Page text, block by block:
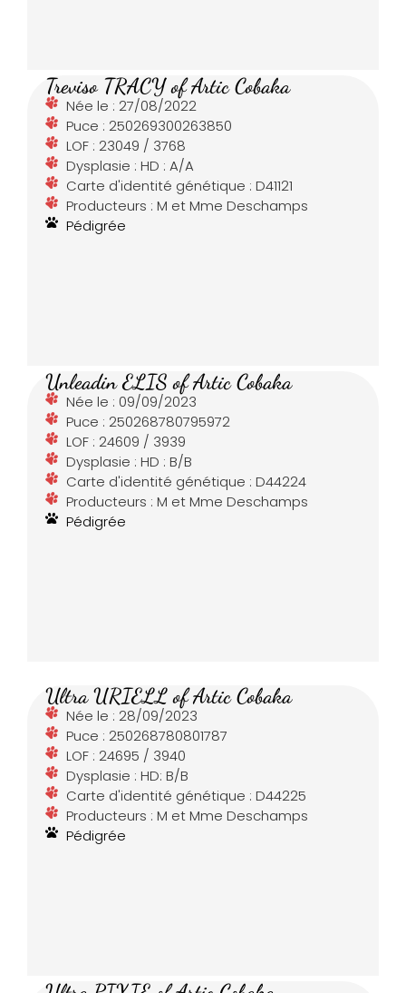
Treviso TRACY of Artic Cobaka
Née le : 27/08/2022
Puce : 250269300263850
LOF : 23049 / 3768
Dysplasie : HD : A/A
Carte d'identité génétique : D41121
Producteurs : M et Mme Deschamps
Pédigrée
Unleadin ELIS of Artic Cobaka
Née le : 09/09/2023
Puce : 250268780795972
LOF : 24609 / 3939
Dysplasie : HD : B/B
Carte d'identité génétique : D44224
Producteurs : M et Mme Deschamps
Pédigrée
Ultra URIELL of Artic Cobaka
Née le : 28/09/2023
Puce : 250268780801787
LOF : 24695 / 3940
Dysplasie : HD: B/B
Carte d'identité génétique : D44225
Producteurs : M et Mme Deschamps
Pédigrée